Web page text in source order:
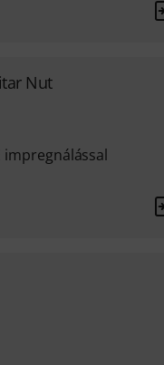
Nut
impregnálással